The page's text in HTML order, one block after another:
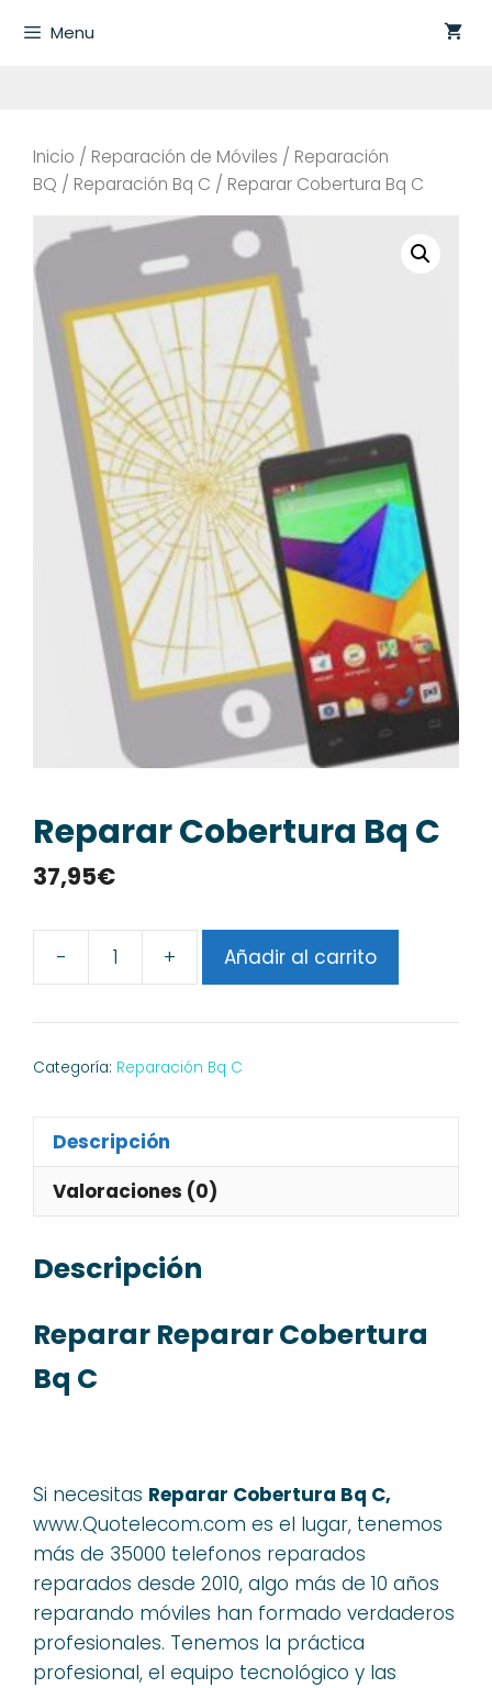
Menu
Inicio / Reparación de Móviles / Reparación
BQ / Reparación Bq C / Reparar Cobertura Bq C
Reparar Cobertura Bq C
37,95€
-
Reparar
Bq
C
+ Añadir al carrito
Categoría: Reparación Bq C
Descripción
Valoraciones (0)
Descripción
Reparar Reparar Cobertura
Bq C
Si necesitas Reparar Cobertura Bq C,
www.Quotelecom.com es el lugar, tenemos
más de 35000 telefonos reparados
reparados desde 2010, algo más de 10 años
reparando móviles han formado verdaderos
profesionales. Tenemos la práctica
profesional, el equipo tecnológico y las